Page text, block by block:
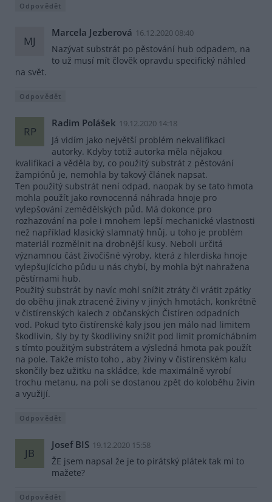
Odpovědět
MJ
Marcela Jezberová 16.12.2020 08:40
Nazývat substrát po pěstování hub odpadem, na
to už musí mít člověk opravdu specifický náhled
na svět.
Odpovědět
RP
Radim Polášek 19.12.2020 14:18
Já vidím jako největší problém nekvalifikaci
autorky. Kdyby totiž autorka měla nějakou
kvalifikaci a věděla by, co použitý substrát z pěstování
žampiónů je, nemohla by takový článek napsat.
Ten použitý substrát není odpad, naopak by se tato hmota
mohla použít jako rovnocenná náhrada hnoje pro
vylepšování zemědělských půd. Má dokonce pro
rozhazování na pole i mnohem lepší mechanické vlastnosti
než například klasický slamnatý hnůj, u toho je problém
materiál rozmělnit na drobnější kusy. Neboli určitá
významnou část živočišné výroby, která z hlerdiska hnoje
vylepšujícícho půdu u nás chybí, by mohla být nahražena
pěstírnami hub.
Použitý substrát by navíc mohl snížit ztráty či vrátit zpátky
do oběhu jinak ztracené živiny v jiných hmotách, konkrétně
v čistírenských kalech z občanských Čistíren odpadních
vod. Pokud tyto čistírenské kaly jsou jen málo nad limitem
škodlivin, šly by ty škodliviny snížit pod limit promíchábním
s tímto použitým substrátem a výsledná hmota pak použít
na pole. Takže místo toho , aby živiny v čistírenském kalu
skončily bez užitku na skládce, kde maximálně vyrobí
trochu metanu, na poli se dostanou zpět do koloběhu živin
a využijí.
Odpovědět
JB
Josef BIS 19.12.2020 15:58
ŽE jsem napsal že je to pirátský plátek tak mi to
mažete?
Odpovědět